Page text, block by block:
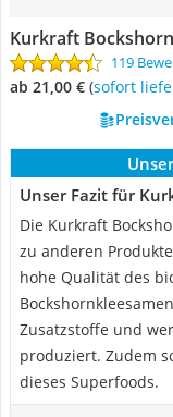
Kurkraft
119
ab 21,00 € ( Sofort
Unser Fazit für
Die Kurkraft
zu anderen
hohe Qualität des
Zusatzstoffe und
produziert. Zudem
dieses Superfoods.